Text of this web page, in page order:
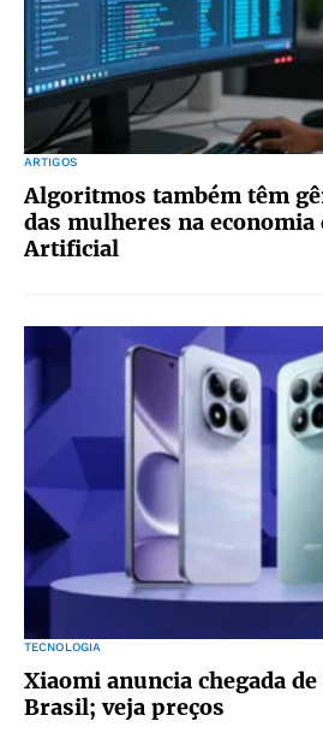
ARTIGOS
Algoritmos também têm
das mulheres na
Artificial
TECNOLOGIA
Xiaomi anuncia chegada
Brasil; veja preços